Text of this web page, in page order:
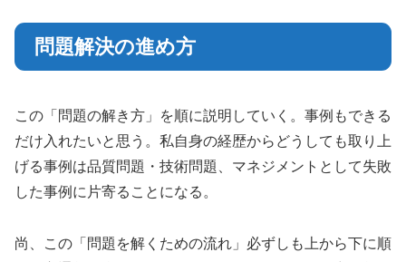
問題解決の進め方
この「問題の解き方」を順に説明していく。事例もできる
だけ入れたいと思う。私自身の経歴からどうしても取り上
げる事例は品質問題・技術問題、マネジメントとして失敗
した事例に片寄ることになる。
尚、この「問題を解くための流れ」必ずしも上から下に順